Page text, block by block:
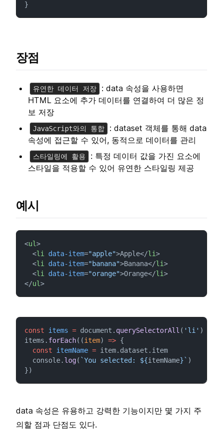
}
장점
유연한 데이터 저장
: data 속성을 사용하면
HTML 요소에 추가 데이터를 연결하여 더 많은 정
보 저장
JavaScript와의 통합
: dataset 객체를 통해 data
속성에 접근할 수 있어, 동적으로 데이터를 관리
스타일링에 활용
: 특정 데이터 값을 가진 요소에
스타일을 적용할 수 있어 유연한 스타일링 제공
예시
<ul>
  <
li data-item="apple">Apple</li>
  <
li data-item="banana">Banana</li>
  <
li data-item="orange">Orange</li>
</ul>
const items = document. querySelectorAll ( 'li' )
items. forEach((item) => {
const
itemName = item.dataset.item
  console.
log( `You selected: ${itemName}` )
})
data 속성은 유용하고 강력한 기능이지만 몇 가지 주
의할 점과 단점도 있다.